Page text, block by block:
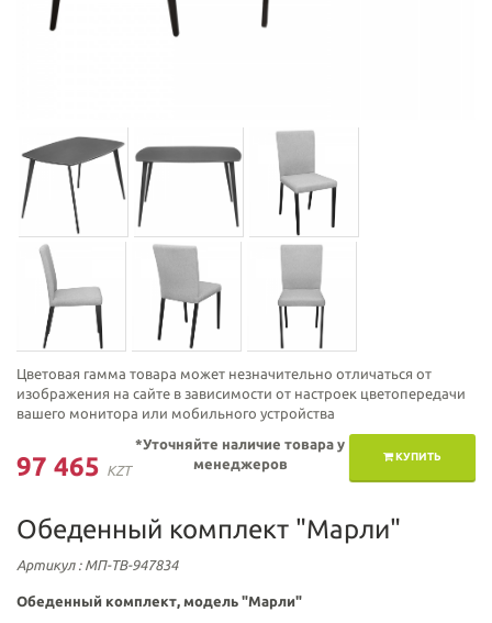
Цветовая гамма товара может незначительно отличаться от
изображения на сайте в зависимости от настроек цветопередачи
вашего монитора или мобильного устройства
97 465 KZT
КУПИТЬ
*Уточняйте наличие товара у
менеджеров
Обеденный комплект "Марли"
Артикул: МП-ТВ-947834
Обеденный комплект, модель "Марли"